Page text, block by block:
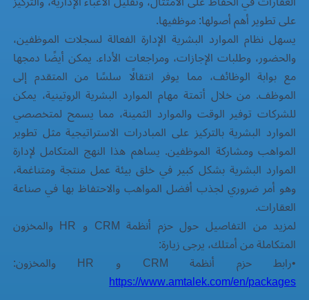
على تطوير أهم أصولها: موظفيها.
يسهل نظام الموارد البشرية الإدارة الفعالة لسجلات الموظفين،
والحضور، وطلبات الإجازات، ومراجعات الأداء. يمكن أيضًا دمجها
مع بوابة الوظائف، مما يوفر انتقالًا سلسًا من المتقدم إلى
الموظف. من خلال أتمتة مهام الموارد البشرية الروتينية، يمكن
للشركات توفير الوقت والموارد الثمينة، مما يسمح لمتخصصي
الموارد البشرية بالتركيز على المبادرات الاستراتيجية مثل تطوير
المواهب ومشاركة الموظفين. يساهم هذا النهج المتكامل لإدارة
الموارد البشرية بشكل كبير في خلق بيئة عمل منتجة ومتناغمة،
وهو أمر ضروري لجذب أفضل المواهب والاحتفاظ بها في صناعة
العقارات.
لمزيد من التفاصيل حول حزم أنظمة CRM و HR والمخزون
المتكاملة من أمتلك، يرجى زيارة:
•رابط حزم أنظمة CRM و HR والمخزون:
https://www.amtalek.com/en/packages